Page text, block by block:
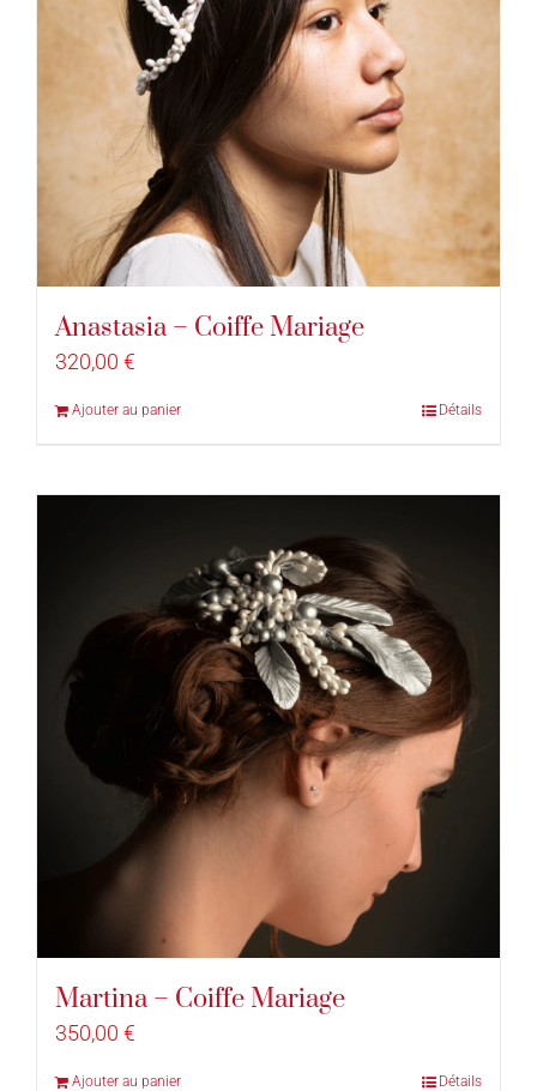
Anastasia – Coiffe Mariage
320,00 €
Ajouter au panier Détails
Martina – Coiffe Mariage
350,00 €
Ajouter au panier Détails